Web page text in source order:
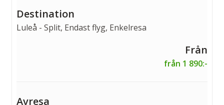
Luleå - Split, Endast flyg, Enkelresa
från 1 890:-